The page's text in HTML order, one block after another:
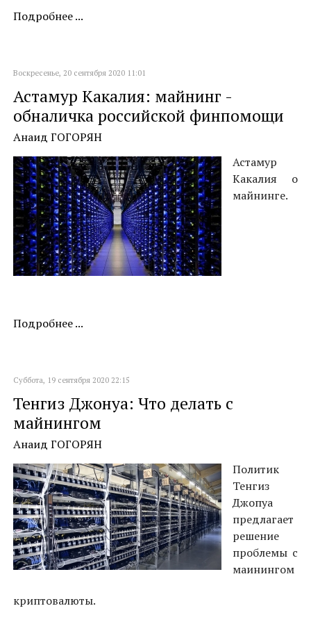
Подробнее ...
Воскресенье, 20 сентября 2020 11:01
Астамур Какалия: майнинг -
обналичка российской финпомощи
Анаид ГОГОРЯН
Астамур
Какалия о
майнинге.
Подробнее ...
Суббота, 19 сентября 2020 22:15
Тенгиз Джонуа: Что делать с
майнингом
Анаид ГОГОРЯН
Политик
Тенгиз
Джопуа
предлагает
решение
проблемы с
маинингом
криптовалюты.